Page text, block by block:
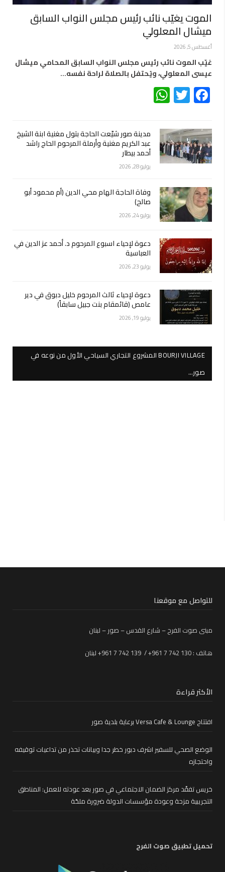
الموت يغيّب نائب رئيس مجلس النواب السابق
ميشال المعلولي
أغسطس 5, 2026
غيّب الموت نائب رئيس مجلس النواب السابق المحامي ميشال
عيسى المعلولي، ويُحتفل بالصلاة لراحة نفسه…
Facebook
Twitter
مدينة صور شيّعت الحاجة بتول مغنية ابنة الشيخ
عبد الكريم مغنية وأرملة المرحوم الحاج راشد
أحمد بيطار
يوليو 28, 2026
وفاة الحاجة الهام محي الدين (أم محمود أبو
صالح)
يوليو 24, 2026
دعوة لإحياء اسبوع المرحوم د. أحمد عز الدين في
العباسية
يوليو 23, 2026
دعوة لإحياء ثالث المرحوم خليل دبوق في دير
عامص (قائمقام بنت جبيل سابقاً)
يوليو 19, 2026
BOURJI VILLAGE المشروع التجاري السياحي الأول من نوعه في
صور…
للتواصل مع موقعنا
مبنى صوت الفرح – شارع القدس – صور – لبنان
هاتف : 130 742 7 961+ / 139 742 7 961+ لبنان
الأكثر قراءة
افتتاح Versa Cafe & Lounge برعاية بلدية صور
الوضع الصحي للسفير اشرف دبور خطر جدا وبيانات تحذر من تداعيات توقيفه
واحتجازه
خريس تفقّد مركز الضمان الاجتماعي في صور بعد عودته للعمل: المناطق
التجريبية مزحة وعودة مؤسسات الدولة ضرورة ملحّة
تحميل تطبيق صوت الفرح